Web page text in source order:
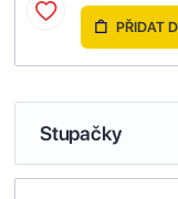
PŘIDAT
Stupačky